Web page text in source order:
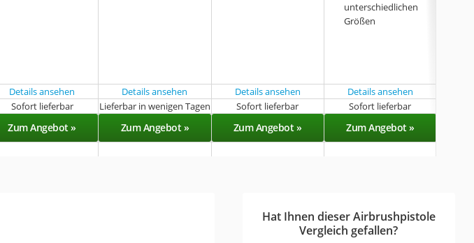
unterschiedlichen
Größen
Details ansehen Details ansehen Details ansehen Details ansehen
Sofort lieferbar Lieferbar in wenigen Tagen Sofort lieferbar Sofort lieferbar
Zum Angebot » Zum Angebot » Zum Angebot » Zum Angebot »
Hat Ihnen dieser Airbrushpistole
Vergleich gefallen?